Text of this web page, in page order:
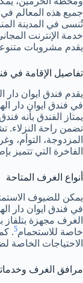
جميع هذه المعالم
تُنسى في المدينة
خدمة الإنترنت
يقدم مشروبات
تفاصيل الإقامة في
يقدم فندق ايوان
في فندق ايوان دار
تضمن راحة النزلاء.
المزدوجة، التوأم،
الفاخرة التي تتميز
أنواع الغرف المتاحة
يمكن للضيوف
الغرف مجهزة
خاصة للاستحمام5
.
الاحتياجات الخاصة
مرافق الغرف